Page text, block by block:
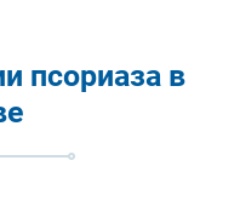
псориаза в